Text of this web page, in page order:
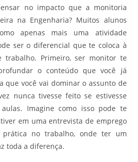
no impacto que a monitoria
na Engenharia? Muitos alunos
apenas mais uma atividade
ser o diferencial que te coloca à
trabalho. Primeiro, ser monitor te
o conteúdo que você já
que você vai dominar o assunto de
nunca tivesse feito se estivesse
Imagine como isso pode te
em uma entrevista de emprego
no trabalho, onde ter um
toda a diferença.